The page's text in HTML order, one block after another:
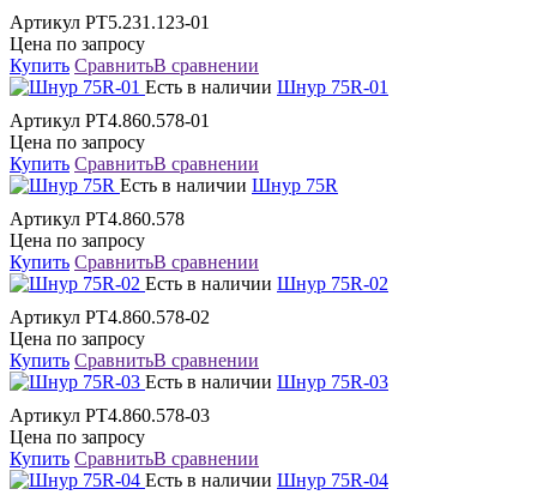
Артикул РТ5.231.123-01
Цена по запросу
Купить СравнитьВ сравнении
Есть в наличии Шнур 75R-01
Артикул РТ4.860.578-01
Цена по запросу
Купить СравнитьВ сравнении
Есть в наличии Шнур 75R
Артикул РТ4.860.578
Цена по запросу
Купить СравнитьВ сравнении
Есть в наличии Шнур 75R-02
Артикул РТ4.860.578-02
Цена по запросу
Купить СравнитьВ сравнении
Есть в наличии Шнур 75R-03
Артикул РТ4.860.578-03
Цена по запросу
Купить СравнитьВ сравнении
Есть в наличии Шнур 75R-04